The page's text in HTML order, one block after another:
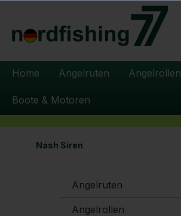
Zur Hauptnavigation springen
Home Angelruten Angelrollen
Boote & Motoren
Nash Siren
Angelruten
Angelrollen